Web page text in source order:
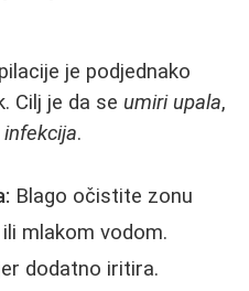
je podjednako
Cilj je da se umiri upala,
.
Blago očistite zonu
mlakom vodom.
dodatno iritira.